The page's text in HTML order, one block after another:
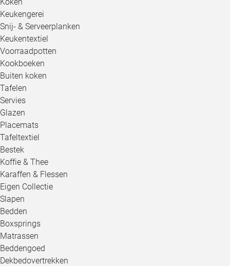
Keukengerei
Snij- & Serveerplanken
Keukentextiel
Voorraadpotten
Kookboeken
Buiten koken
Tafelen
Servies
Glazen
Placemats
Tafeltextiel
Bestek
Koffie & Thee
Karaffen & Flessen
Eigen Collectie
Slapen
Bedden
Boxsprings
Matrassen
Beddengoed
Dekbedovertrekken